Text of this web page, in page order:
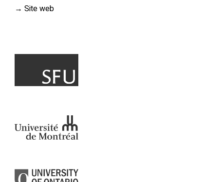
→ Site web